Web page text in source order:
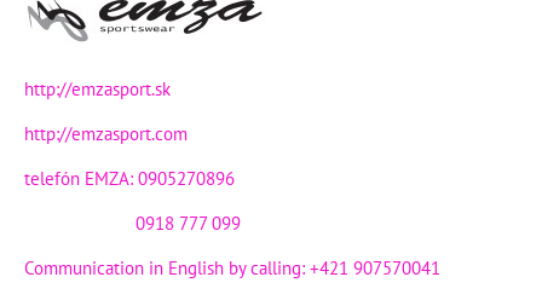
http://emzasport.sk
http://emzasport.com
telefón EMZA: 0905270896
0918 777 099
Communication in English by calling: +421 907570041